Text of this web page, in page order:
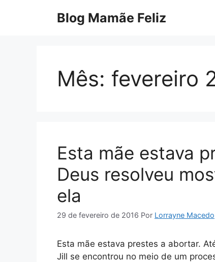
Blog Mamãe Feliz
Mês: fevereiro
Esta mãe estava
Deus resolveu
ela
29 de fevereiro de 2016 Por Lorrayne Macedo
Esta mãe estava prestes a abortar.
Jill se encontrou no meio de um